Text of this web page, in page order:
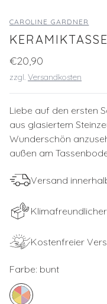
CAROLINE GARDNER
€20,90
zzgl. Versandkosten
Liebe auf den ersten
aus glasiertem
Wunderschön
außen am
Versand
Kostenfreier
Farbe: bunt